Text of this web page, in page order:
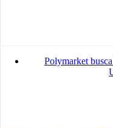
Polymarket